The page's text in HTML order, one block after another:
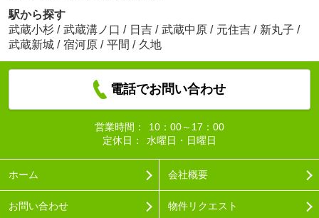
駅から探す
武蔵小杉 / 武蔵溝ノ口 / 日吉 / 武蔵中原 / 元住吉 / 新丸子 /
武蔵新城 / 宿河原 / 平間 / 久地
電話でお問い合わせ
営業時間：
10：00～17：00
定休日：
水曜日・日曜日
ホーム 会社概要
お問い合わせ 物件リクエスト